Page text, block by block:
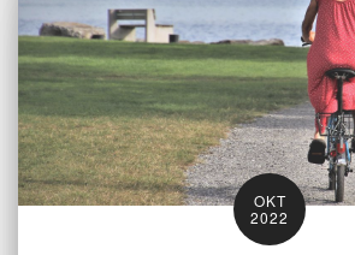
OKT
2022